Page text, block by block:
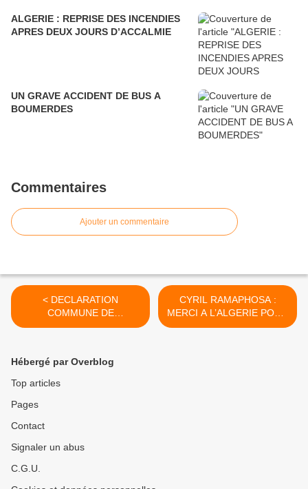
ALGERIE : REPRISE DES INCENDIES
APRES DEUX JOURS D’ACCALMIE
UN GRAVE ACCIDENT DE BUS A
BOUMERDES
Commentaires
Ajouter un commentaire
< DECLARATION
COMMUNE DE
SOLIDARITE OLP-PCF
CYRIL RAMAPHOSA :
MERCI A L’ALGERIE POUR
SES POSITIONS
Hébergé par Overblog
Top articles
Pages
Contact
Signaler un abus
C.G.U.